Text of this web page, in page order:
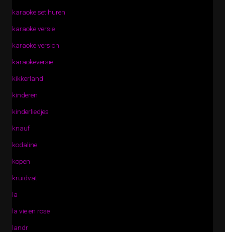
karaoke set huren
karaoke versie
karaoke version
karaokeversie
kikkerland
kinderen
kinderliedjes
knauf
kodaline
kopen
kruidvat
la
la vie en rose
landr